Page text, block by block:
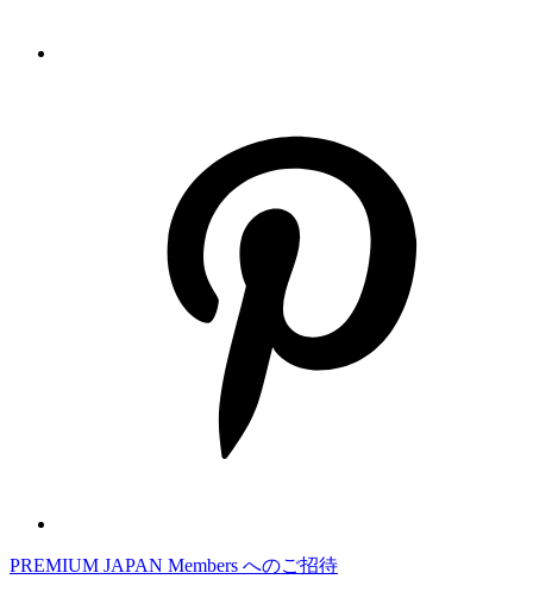
PREMIUM JAPAN Members へのご招待